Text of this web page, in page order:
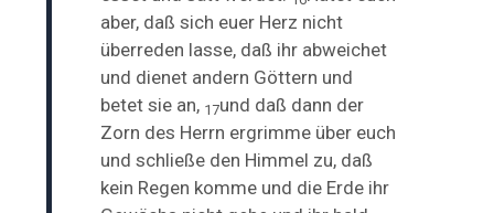
aber, daß sich euer Herz nicht
überreden lasse, daß ihr abweichet
und dienet andern Göttern und
betet sie an, 17und daß dann der
Zorn des Herrn ergrimme über euch
und schließe den Himmel zu, daß
kein Regen komme und die Erde ihr